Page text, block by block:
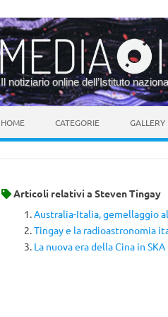
Il notiziario online dell’Istituto
HOME CATEGORIE GALLERY
Articoli relativi a Steven Tingay
Australia-Italia, gemellaggio
Tingay e la radioastronomia
La nuova era della Cina in SKA